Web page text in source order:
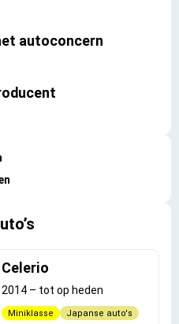
autoconcern
Celerio
2014 – tot op heden
Miniklasse Japanse auto's